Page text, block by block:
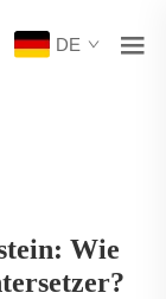
DE
Wie